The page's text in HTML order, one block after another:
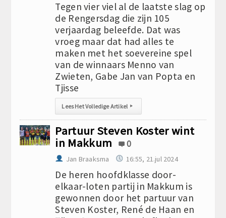
Tegen vier viel al de laatste slag op
de Rengersdag die zijn 105
verjaardag beleefde. Dat was
vroeg maar dat had alles te
maken met het soevereine spel
van de winnaars Menno van
Zwieten, Gabe Jan van Popta en
Tjisse
Lees Het Volledige Artikel ▸
Partuur Steven Koster wint
in Makkum
0
Jan Braaksma 16:55, 21.jul 2024
De heren hoofdklasse door-
elkaar-loten partij in Makkum is
gewonnen door het partuur van
Steven Koster, René de Haan en